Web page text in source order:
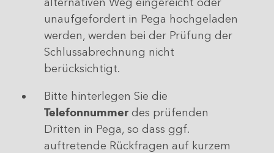
unaufgefordert in Pega hochgeladen
werden, werden bei der Prüfung der
Schlussabrechnung nicht
berücksichtigt.
Bitte hinterlegen Sie die
Telefonnummer des prüfenden
Dritten in Pega, so dass ggf.
auftretende Rückfragen auf kurzem